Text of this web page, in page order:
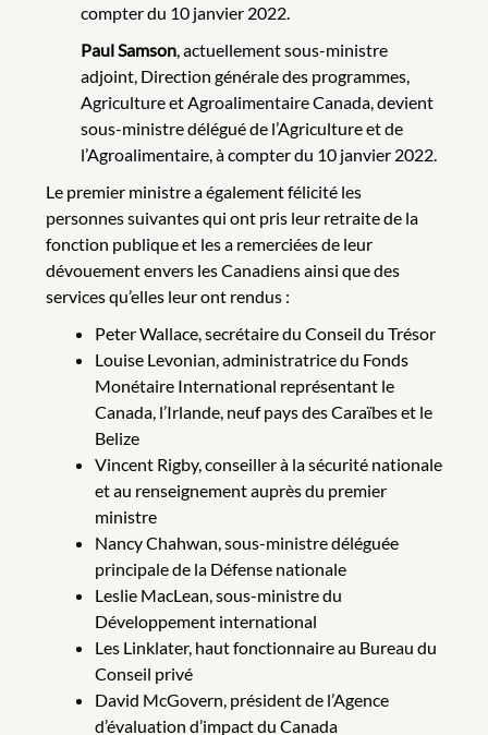
compter du 10 janvier 2022.
Paul Samson , actuellement sous-ministre
adjoint, Direction générale des programmes,
Agriculture et Agroalimentaire Canada, devient
sous-ministre délégué de l’Agriculture et de
l’Agroalimentaire, à compter du 10 janvier 2022.
Le premier ministre a également félicité les
personnes suivantes qui ont pris leur retraite de la
fonction publique et les a remerciées de leur
dévouement envers les Canadiens ainsi que des
services qu’elles leur ont rendus :
Peter Wallace, secrétaire du Conseil du Trésor
Louise Levonian, administratrice du Fonds
Monétaire International représentant le
Canada, l’Irlande, neuf pays des Caraïbes et le
Belize
Vincent Rigby, conseiller à la sécurité nationale
et au renseignement auprès du premier
ministre
Nancy Chahwan, sous-ministre déléguée
principale de la Défense nationale
Leslie MacLean, sous-ministre du
Développement international
Les Linklater, haut fonctionnaire au Bureau du
Conseil privé
David McGovern, président de l’Agence
d’évaluation d’impact du Canada